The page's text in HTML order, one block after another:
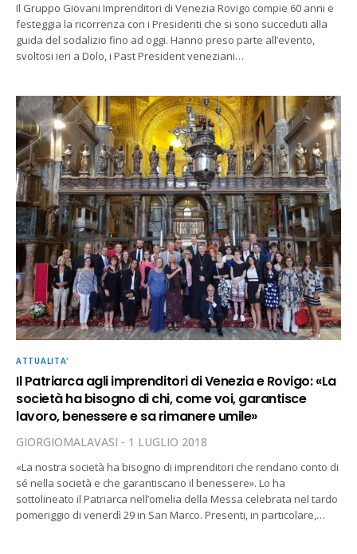
Il Gruppo Giovani Imprenditori di Venezia Rovigo compie 60 anni e
festeggia la ricorrenza con i Presidenti che si sono succeduti alla
guida del sodalizio fino ad oggi. Hanno preso parte all’evento,
svoltosi ieri a Dolo, i Past President veneziani…
ATTUALITA'
Il Patriarca agli imprenditori di Venezia e Rovigo: «La
società ha bisogno di chi, come voi, garantisce
lavoro, benessere e sa rimanere umile»
GIORGIOMALAVASI 1 LUGLIO 2018
«La nostra società ha bisogno di imprenditori che rendano conto di
sé nella società e che garantiscano il benessere». Lo ha
sottolineato il Patriarca nell’omelia della Messa celebrata nel tardo
pomeriggio di venerdì 29 in San Marco. Presenti, in particolare,…